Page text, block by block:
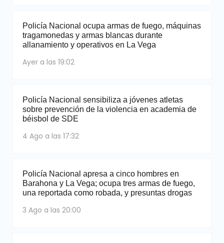
Policía Nacional ocupa armas de fuego, máquinas
tragamonedas y armas blancas durante
allanamiento y operativos en La Vega
Ayer a las 19:02
Policía Nacional sensibiliza a jóvenes atletas
sobre prevención de la violencia en academia de
béisbol de SDE
4 Ago a las 17:32
Policía Nacional apresa a cinco hombres en
Barahona y La Vega; ocupa tres armas de fuego,
una reportada como robada, y presuntas drogas
3 Ago a las 20:00